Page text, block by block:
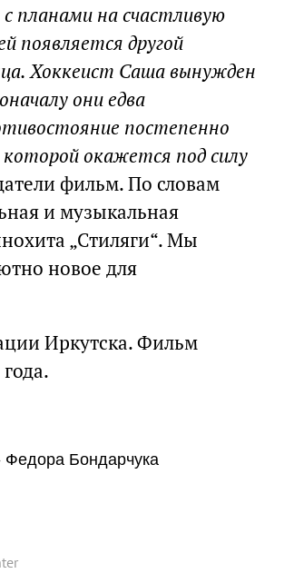
планами на счастливую
появляется другой
Хоккеист Саша вынужден
они едва
постепенно
окажется под силу
фильм. По словам
и музыкальная
„Стиляги“. Мы
новое для
Иркутска. Фильм
Федора Бондарчука